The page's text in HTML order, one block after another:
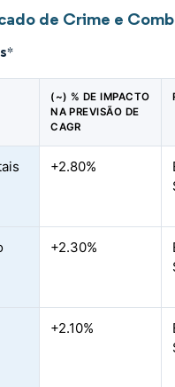
de Crime e
*
(~) % DE IMPACTO
NA PREVISÃO DE
CAGR
+2.80%
+2.30%
+2.10%